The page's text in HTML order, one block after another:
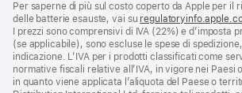
una
nuova
finestra)
Per saperne di più sul costo coperto da Apple per il
delle batterie esauste, vai su
I prezzi sono comprensivi di IVA (22%) e d’imposta
(se applicabile), sono escluse le spese di
indicazione. L’IVA per i prodotti classificati come
normative fiscali relative all’IVA, in vigore nei Paesi
in quanto viene applicata l’aliquota del Paese o